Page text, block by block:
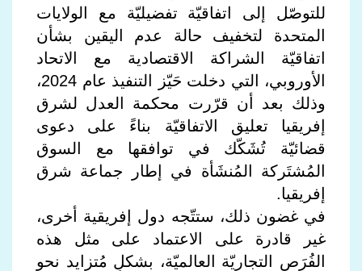
للتوصّل إلى اتفاقيّة تفضيليّة مع الولايات
المتحدة لتخفيف حالة عدم اليقين بشأن
اتفاقيّة الشراكة الاقتصادية مع الاتحاد
الأوروبي، التي دخلت حَيّز التنفيذ عام 2024،
وذلك بعد أن قرّرت محكمة العدل لشرق
إفريقيا تعليق الاتفاقيّة بناءً على دعوى
قضائيّة تُشَكّك في توافقها مع السوق
المُشتَركة المُنشَأة في إطار جماعة شرق
إفريقيا.
في غضون ذلك، ستتّجه دول إفريقية أخرى،
غير قادرة على الاعتماد على مثل هذه
الفُرَص التجاريّة العالميّة، بشكلٍ مُتزايد نحو